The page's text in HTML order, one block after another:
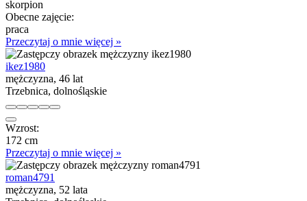
skorpion
Obecne zajęcie:
praca
Przeczytaj o mnie więcej »
ikez1980
mężczyzna, 46 lat
Trzebnica, dolnośląskie
Wzrost:
172 cm
Przeczytaj o mnie więcej »
roman4791
mężczyzna, 52 lata